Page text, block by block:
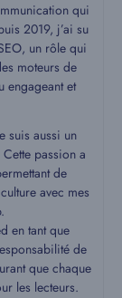
qui
2019, j’ai su
un rôle qui
moteurs de
engageant et
suis aussi un
passion a
de
avec mes
en tant que
de
que chaque
les lecteurs.